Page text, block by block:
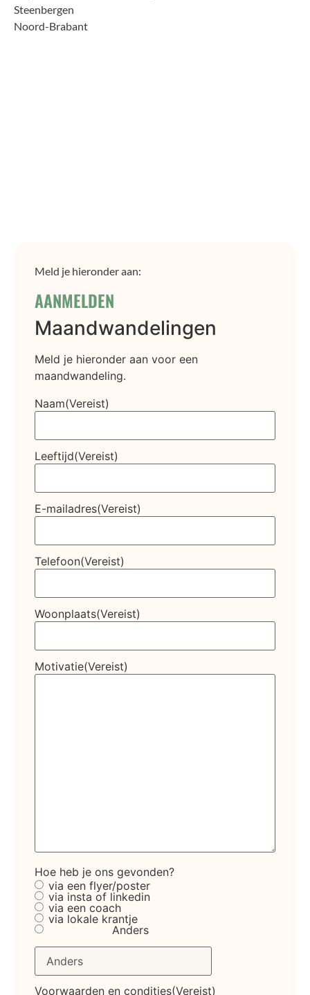
Meld je hieronder aan:
AANMELDEN
Maandwandelingen
Meld je hieronder aan voor een
maandwandeling.
Naam(Vereist)
Leeftijd(Vereist)
E-mailadres(Vereist)
Telefoon(Vereist)
Woonplaats(Vereist)
Motivatie(Vereist)
Hoe heb je ons gevonden?
via een flyer/poster
via insta of linkedin
via een coach
via lokale krantje
Anders
Voorwaarden en condities(Vereist)
Steenbergen
Noord-Brabant